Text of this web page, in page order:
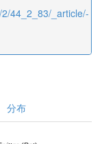
44_2_83/_article/-
分布